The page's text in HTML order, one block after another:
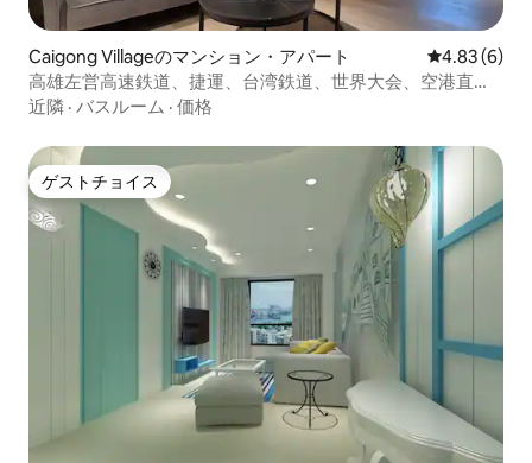
Caigong Villageのマンション・アパート レビュー6
4.83 (6)
高雄左営高速鉄道、捷運、台湾鉄道、世界大会、空港直
通/4人部屋/3
近隣 · バスルーム · 価格
ゲストチョイス
ゲストチョイス